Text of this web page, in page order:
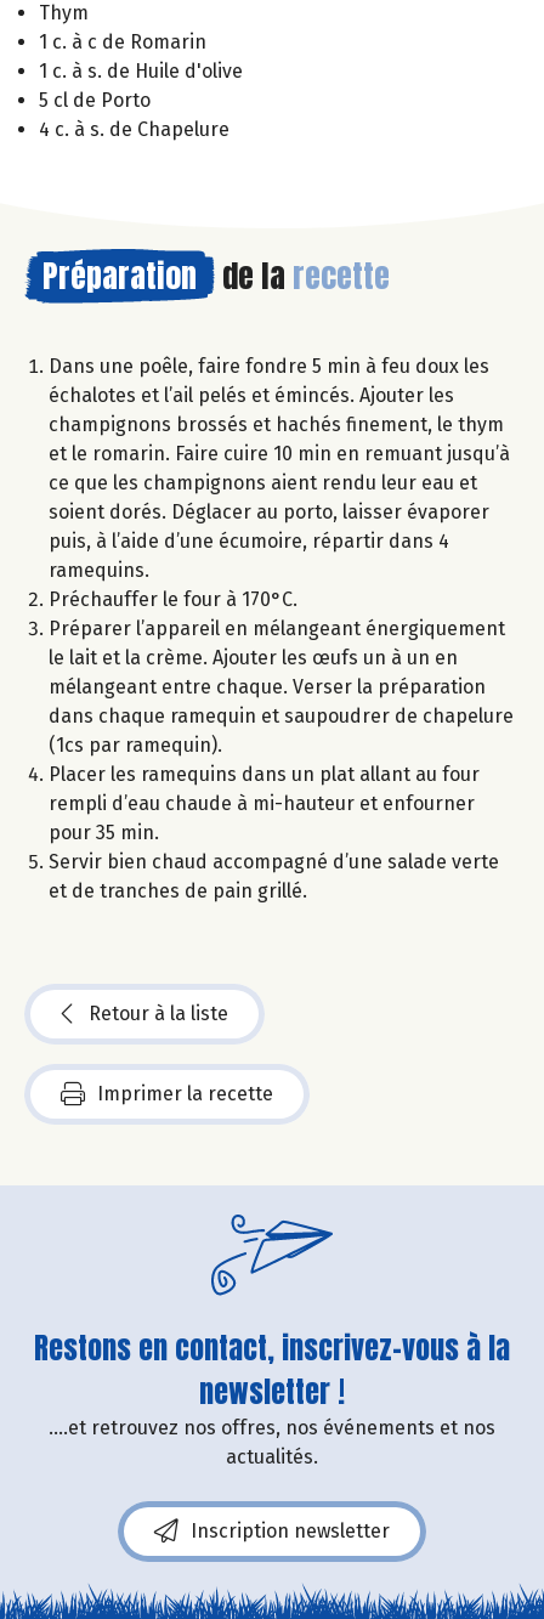
Thym
1 c. à c de Romarin
1 c. à s. de Huile d'olive
5 cl de Porto
4 c. à s. de Chapelure
Préparation de la recette
Dans une poêle, faire fondre 5 min à feu doux les
échalotes et l’ail pelés et émincés. Ajouter les
champignons brossés et hachés finement, le thym
et le romarin. Faire cuire 10 min en remuant jusqu’à
ce que les champignons aient rendu leur eau et
soient dorés. Déglacer au porto, laisser évaporer
puis, à l’aide d’une écumoire, répartir dans 4
ramequins.
Préchauffer le four à 170°C.
Préparer l’appareil en mélangeant énergiquement
le lait et la crème. Ajouter les œufs un à un en
mélangeant entre chaque. Verser la préparation
dans chaque ramequin et saupoudrer de chapelure
(1cs par ramequin).
Placer les ramequins dans un plat allant au four
rempli d’eau chaude à mi-hauteur et enfourner
pour 35 min.
Servir bien chaud accompagné d’une salade verte
et de tranches de pain grillé.
Retour à la liste
Imprimer la recette
Restons en contact, inscrivez-vous à la
newsletter !
....et retrouvez nos offres, nos événements et nos
actualités.
Inscription newsletter